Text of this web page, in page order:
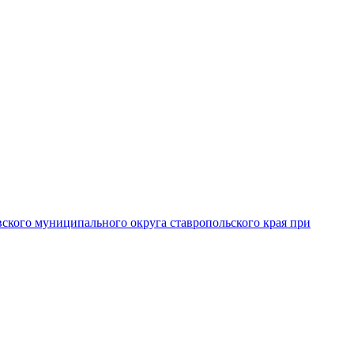
муниципального округа ставропольского края при